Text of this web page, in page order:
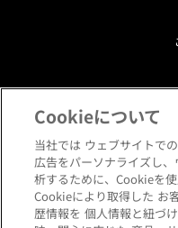
プラ
ク
閲
Cookieについて
当社では ウェブサイトで
広告をパーソナライズし
析するために、Cookieを
Cookieにより取得した お
歴情報を 個人情報と紐づ